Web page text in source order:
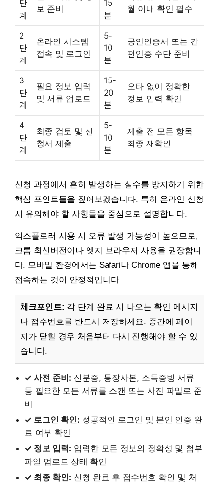
단
계
보 준비
15
분
월 이내 확인 필수
2
단
계
온라인 시스템
접속 및 로그인
5-
10
분
공인인증서 또는 간
편인증 수단 준비
3
단
계
필요 정보 입력
및 서류 업로드
15-
20
분
오타 없이 정확한
정보 입력 확인
4
단
계
최종 검토 및 신
청서 제출
5-
10
분
제출 전 모든 항목
최종 재확인
신청 과정에서 흔히 발생하는 실수를 방지하기 위한
핵심 포인트들을 짚어보겠습니다. 특히 온라인 신청
시 유의해야 할 사항들을 중심으로 설명합니다.
익스플로러 사용 시 오류 발생 가능성이 높으므로,
크롬 최신버전이나 엣지 브라우저 사용을 권장합니
다. 모바일 환경에서는 Safari나 Chrome 앱을 통해
접속하는 것이 안정적입니다.
체크포인트: 각 단계 완료 시 나오는 확인 메시지
나 접수번호를 반드시 저장하세요. 중간에 페이
지가 닫힐 경우 처음부터 다시 진행해야 할 수 있
습니다.
✓ 사전 준비: 신분증, 통장사본, 소득증빙 서류
등 필요한 모든 서류를 스캔 또는 사진 파일로 준
비
✓ 로그인 확인: 성공적인 로그인 및 본인 인증 완
료 여부 확인
✓ 정보 입력: 입력한 모든 정보의 정확성 및 첨부
파일 업로드 상태 확인
✓ 최종 확인: 신청 완료 후 접수번호 확인 및 처